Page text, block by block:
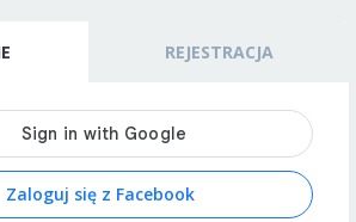
REJESTRACJA
Zaloguj się z Facebook